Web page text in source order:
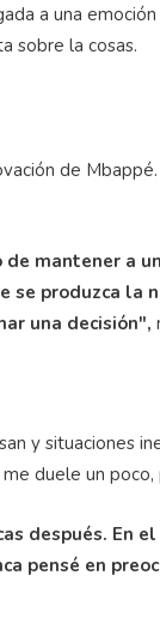
a una
sobre la cosas.
de
de mantener a
se produzca la
una decisión",
y situaciones
duele un
después. En
pensé en